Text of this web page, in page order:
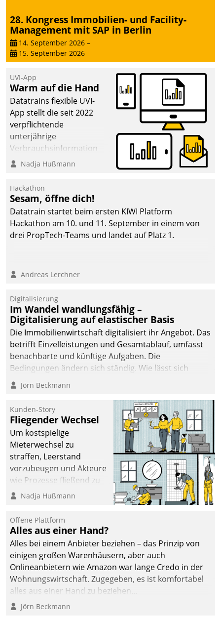
28. Kongress Immobilien- und Facility-
Management mit SAP in Berlin
14. September 2026 –
15. September 2026
UVI-App
Warm auf die Hand
Datatrains flexible UVI-
App stellt die seit 2022
verpflichtende
unterjährige
Verbrauchsinformation
schnell, zuverlässig und
Die monatlichen
Mitteilungen zum
Heizungs- und
Wasserverbrauch gehen
automatisiert, vollständig
und auf Wunsch über
Kommunikationswege bei
Nadja Hußmann
Hackathon
Sesam, öffne dich!
Datatrain startet beim ersten KIWI Platform
Hackathon am 10. und 11. September in einem von
drei PropTech-Teams und landet auf Platz 1.
Andreas Lerchner
Digitalisierung
Im Wandel wandlungsfähig –
Digitalisierung auf elastischer Basis
Die Immobilienwirtschaft digitalisiert ihr Angebot. Das
betrifft Einzelleistungen und Gesamtablauf, umfasst
benachbarte und künftige Aufgaben. Die
Bedingungen ändern sich ständig. Wie lässt sich
technisch die Kontrolle wahren und zugleich Freiraum
fürs Wachsen öffnen?
Jörn Beckmann
Kunden-Story
Fliegender Wechsel
Um kostspielige
Mieterwechsel zu
straffen, Leerstand
vorzubeugen und Akteure
wie Prozesse fließend zu
vernetzen, nutzt die
Jahresbeginn eine
Überblick, Einsicht und
Eingriff bietende Lösung.
Zur Entwicklung setzte
man auf
Cloudtechnologie,
bewährte und Startup-
agile Projektmethoden.
Nadja Hußmann
Offene Plattform
Alles aus einer Hand?
Alles bei einem Anbieter beziehen – das Prinzip von
einigen großen Warenhäusern, aber auch
Onlineanbietern wie Amazon war lange Credo in der
Wohnungswirtschaft. Zugegeben, es ist komfortabel
alles aus einer Hand zu beziehen...
Jörn Beckmann